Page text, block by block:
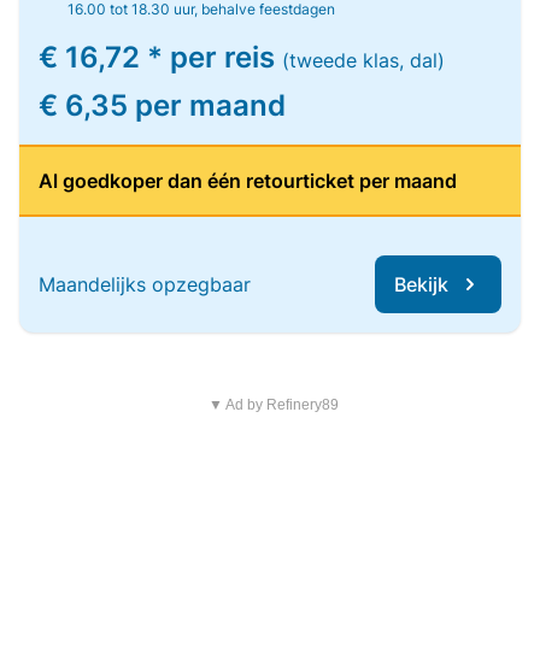
16.00 tot 18.30 uur, behalve feestdagen
€ 16,72 * per reis (tweede klas, dal)
€ 6,35 per maand
Al goedkoper dan één retourticket per maand
Maandelijks opzegbaar Bekijk
▼ Ad by Refinery89